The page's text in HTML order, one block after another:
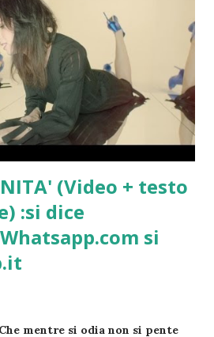
per crescere, per maturare.
nuovamente e per amare.
Ti auguro tempo per
vivere ogni tuo giorno, ogni tua
tempo anche per
di avere tempo, tempo per la
(Video + testo
:si dice
si
mentre si odia non si pente